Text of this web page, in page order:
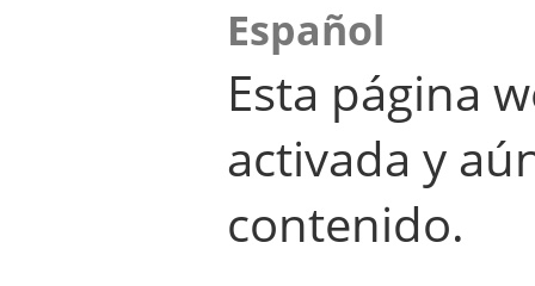
Español
Esta página
activada y
contenido.